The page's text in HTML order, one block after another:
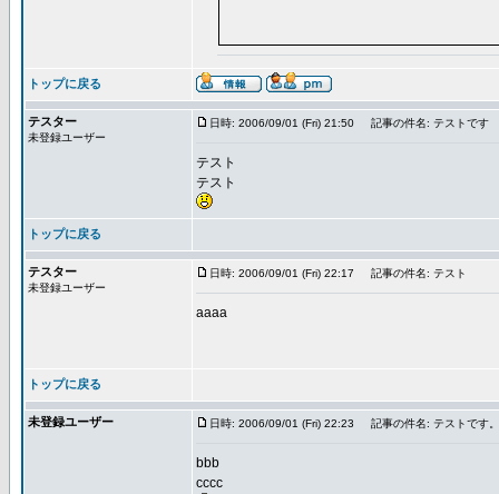
トップに戻る
テスター
未登録ユーザー
日時: 2006/09/01 (Fri) 21:50 記事の件名: テストです
テスト
テスト
トップに戻る
テスター
未登録ユーザー
日時: 2006/09/01 (Fri) 22:17 記事の件名: テスト
aaaa
トップに戻る
未登録ユーザー 日時: 2006/09/01 (Fri) 22:23 記事の件名: テストです。
bbb
cccc